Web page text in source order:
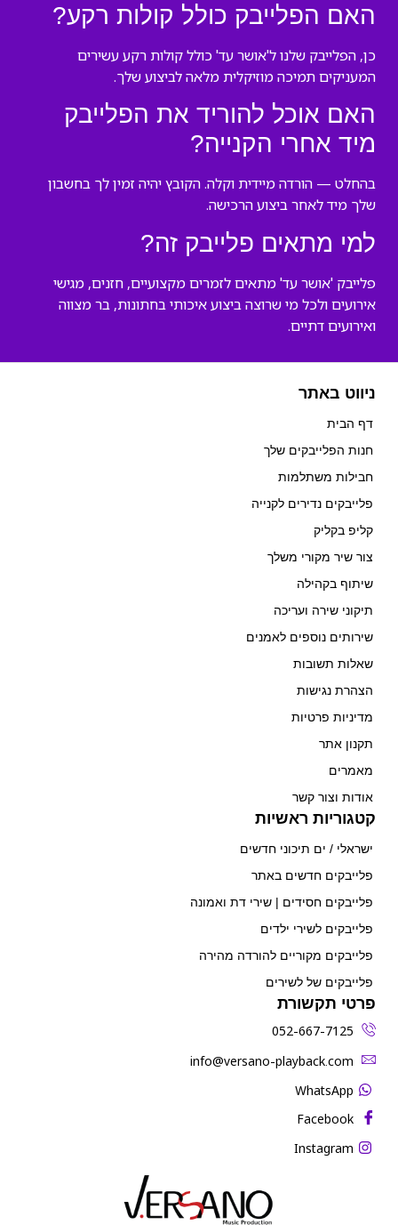
האם הפלייבק כולל קולות רקע?
כן, הפלייבק שלנו ל'אושר עד' כולל קולות רקע עשירים
המעניקים תמיכה מוזיקלית מלאה לביצוע שלך.
האם אוכל להוריד את הפלייבק
מיד אחרי הקנייה?
בהחלט — הורדה מיידית וקלה. הקובץ יהיה זמין לך בחשבון
שלך מיד לאחר ביצוע הרכישה.
למי מתאים פלייבק זה?
פלייבק 'אושר עד' מתאים לזמרים מקצועיים, חזנים, מגישי
אירועים ולכל מי שרוצה ביצוע איכותי בחתונות, בר מצווה
ואירועים דתיים.
ניווט באתר
דף הבית
חנות הפלייבקים שלך
חבילות משתלמות
פלייבקים נדירים לקנייה
קליפ בקליק
צור שיר מקורי משלך
שיתוף בקהילה
תיקוני שירה ועריכה
שירותים נוספים לאמנים
שאלות תשובות
הצהרת נגישות
מדיניות פרטיות
תקנון אתר
מאמרים
אודות וצור קשר
קטגוריות ראשיות
ישראלי / ים תיכוני חדשים
פלייבקים חדשים באתר
פלייבקים חסידים | שירי דת ואמונה
פלייבקים לשירי ילדים
פלייבקים מקוריים להורדה מהירה
פלייבקים של לשירים
פרטי תקשורת
052-667-7125
‫info@versano-playback.com‬
WhatsApp
Facebook
Instagram